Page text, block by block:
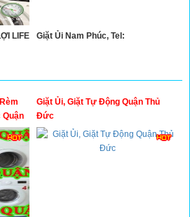
LIFE
Giặt Ủi Nam Phúc, Tel:
Quận
Giặt Ủi, Giặt Tự Động Quận Thủ
Đức